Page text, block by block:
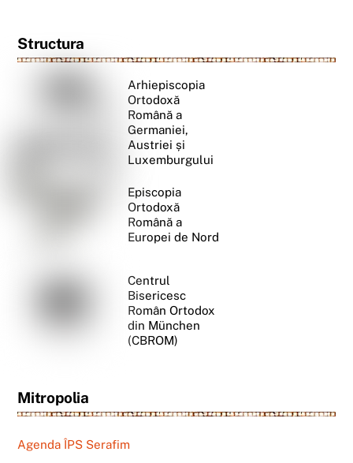
Structura
Arhiepiscopia
Ortodoxă
Română a
Germaniei,
Austriei și
Luxemburgului
Episcopia
Ortodoxă
Română a
Europei de Nord
Centrul
Bisericesc
Român Ortodox
din München
(CBROM)
Mitropolia
Agenda ÎPS Serafim